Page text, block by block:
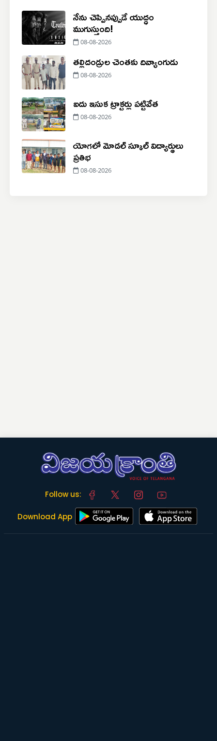
నేను చెప్పినప్పుడే యుద్ధం
ముగుస్తుంది!
08-08-2026
తల్లిదండ్రుల చెంతకు దివ్యాంగుడు
08-08-2026
ఐదు ఇసుక ట్రాక్టర్లు పట్టివేత
08-08-2026
యోగలో మోడల్ స్కూల్ విద్యార్థులు
ప్రతిభ
08-08-2026
Follow us:
Download App